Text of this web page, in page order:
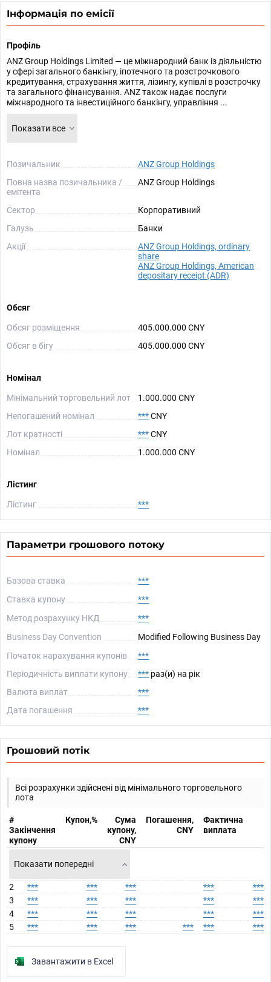
Інформація по емісії
Профіль
ANZ Group Holdings Limited — це міжнародний банк із діяльністю
у сфері загального банкінгу, іпотечного та розстрочкового
кредитування, страхування життя, лізингу, купівлі в розстрочку
та загального фінансування. ANZ також надає послуги
міжнародного та інвестиційного банкінгу, управління ...
Показати все
Позичальник
ANZ Group Holdings
Повна назва позичальника /
емітента
ANZ Group Holdings
Сектор
Корпоративний
Галузь
Банки
Акції
ANZ Group Holdings, ordinary
share
ANZ Group Holdings, American
depositary receipt (ADR)
Обсяг
Обсяг розміщення
405.000.000 CNY
Обсяг в бігу
405.000.000 CNY
Номінал
Мінімальний торговельний лот
1.000.000 CNY
Непогашений номінал
***CNY
Лот кратності
***CNY
Номінал
1.000.000 CNY
Лістинг
Лістинг ***
Параметри грошового потоку
Базова ставка
***
Ставка купону
***
Метод розрахунку НКД
***
Business Day Convention
Modified Following Business Day
Початок нарахування купонів
***
Періодичність виплати купону
*** раз(и) на рік
Валюта виплат
***
Дата погашення
***
Грошовий потік
Всі розрахунки здійснені від мінімального торговельного
лота
#
Закінчення
купону
Купон,%
Сума
купону,
CNY
Погашення,
CNY
Фактична
виплата
Показати попередні
2 *** *** *** ***
***
3
*** *** *** ***
***
4
*** *** *** ***
***
5
*** *** *** *** *** ***
Завантажити в Excel